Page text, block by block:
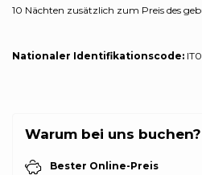
10 Nächten zusätzlich zum Preis des
Nationaler Identifikationscode:
Warum bei uns buchen?
Bester Online-Preis